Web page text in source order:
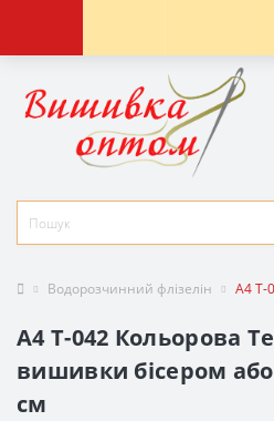
Водорозчинний флізелін А4 Т-
А4 Т-042 Кольорова
вишивки бісером
см